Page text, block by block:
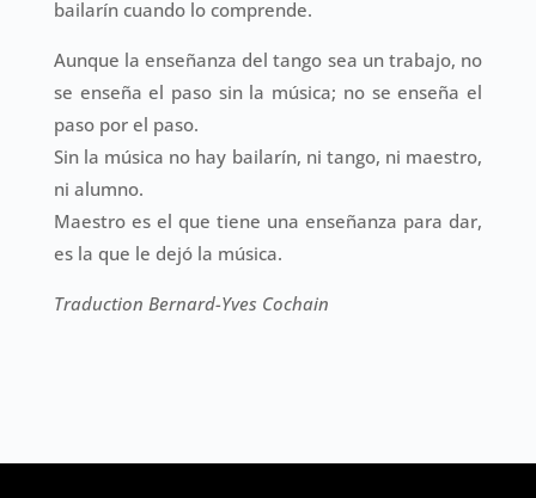
bailarín cuando lo comprende.
Aunque la enseñanza del tango sea un trabajo, no
se enseña el paso sin la música; no se enseña el
paso por el paso.
Sin la música no hay bailarín, ni tango, ni maestro,
ni alumno.
Maestro es el que tiene una enseñanza para dar,
es la que le dejó la música.
Traduction Bernard-Yves Cochain